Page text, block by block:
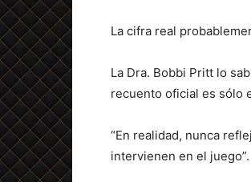
La cifra real
La Dra. Bobbi Pritt lo
recuento oficial es sólo
“En realidad, nunca
intervienen en el juego”.